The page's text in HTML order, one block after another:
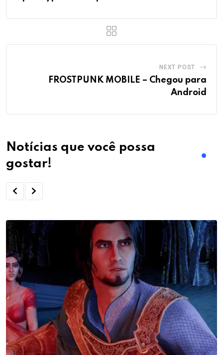
NEXT POST
FROSTPUNK MOBILE – Chegou para
Android
Notícias que você possa
gostar!